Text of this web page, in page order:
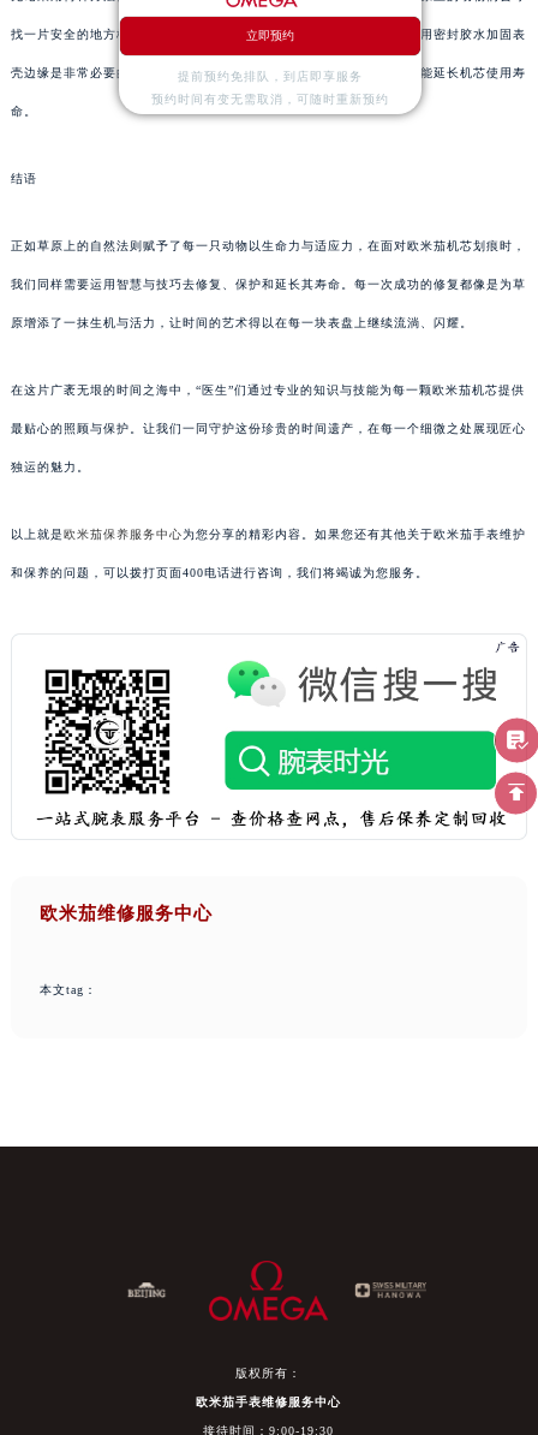
找一片安全的地方栖息一样，在机芯完成修复后，为其安装防尘罩或使用密封胶水加固表
壳边缘是非常必要的步骤。这不仅能够防止灰尘再次进入划痕区域，还能延长机芯使用寿
命。
结语
正如草原上的自然法则赋予了每一只动物以生命力与适应力，在面对欧米茄机芯划痕时，
我们同样需要运用智慧与技巧去修复、保护和延长其寿命。每一次成功的修复都像是为草
原增添了一抹生机与活力，让时间的艺术得以在每一块表盘上继续流淌、闪耀。
在这片广袤无垠的时间之海中，“医生”们通过专业的知识与技能为每一颗欧米茄机芯提供
最贴心的照顾与保护。让我们一同守护这份珍贵的时间遗产，在每一个细微之处展现匠心
独运的魅力。
以上就是欧米茄保养服务中心为您分享的精彩内容。如果您还有其他关于欧米茄手表维护
和保养的问题，可以拨打页面400电话进行咨询，我们将竭诚为您服务。
欧米茄维修服务中心
本文tag：
版权所有：
欧米茄手表维修服务中心
接待时间：9:00-19:30
立即预约
提前预约免排队，到店即享服务
预约时间有变无需取消，可随时重新预约